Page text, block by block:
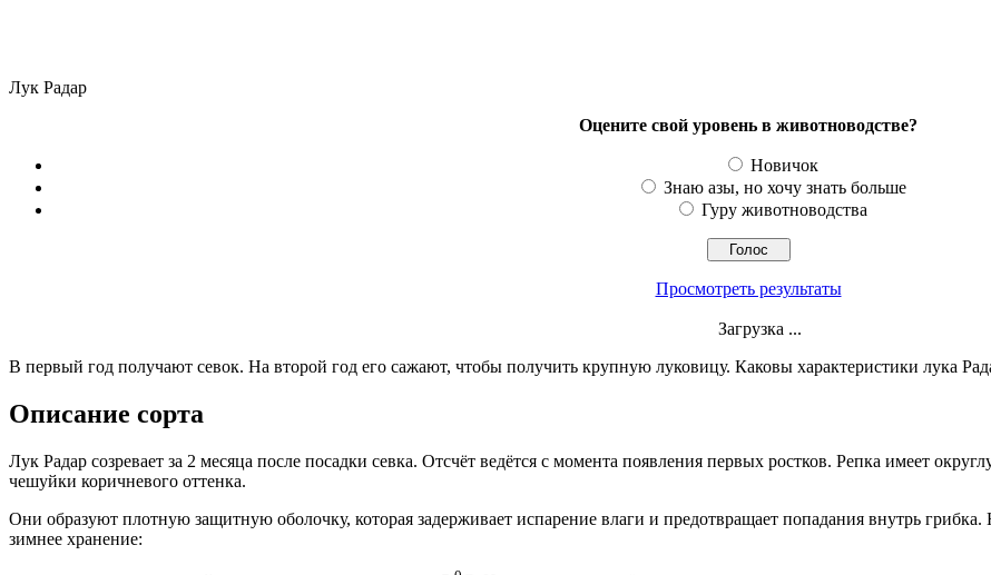
Лук Радар
Оцените свой уровень в животноводстве?
Новичок
Знаю азы, но хочу знать больше
Гуру животноводства
Просмотреть результаты
Загрузка ...
В первый год получают севок. На второй год его сажают, чтобы получить крупную луковицу. Каковы характеристики лука
Описание сорта
Лук Радар созревает за 2 месяца после посадки севка. Отсчёт ведётся с момента появления первых ростков. Репка имеет
чешуйки коричневого оттенка.
Они образуют плотную защитную оболочку, которая задерживает испарение влаги и предотвращает попадания внутрь
зимнее хранение: